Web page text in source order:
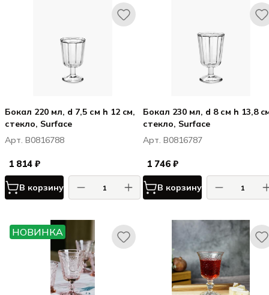
Бокал 220 мл, d 7,5 см h 12 cм,
стекло, Surface
Арт. B0816788
1 814 ₽
В корзину
Бокал 230 мл, d 8 см h 13,8
стекло, Surface
Арт. B0816787
1 746 ₽
В корзину
НОВИНКА